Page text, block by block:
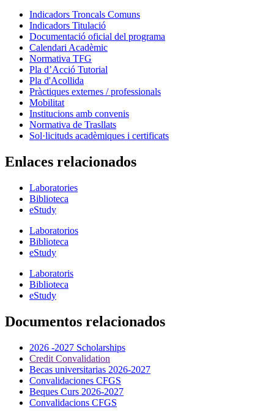
Indicadors Troncals Comuns
Indicadors Titulació
Documentació oficial del programa
Calendari Acadèmic
Normativa TFG
Pla d’Acció Tutorial
Pla d'Acollida
Pràctiques externes / professionals
Mobilitat
Institucions amb convenis
Normativa de Trasllats
Sol·licituds acadèmiques i certificats
Enlaces relacionados
Laboratories
Biblioteca
eStudy
Laboratorios
Biblioteca
eStudy
Laboratoris
Biblioteca
eStudy
Documentos relacionados
2026 -2027 Scholarships
Credit Convalidation
Becas universitarias 2026-2027
Convalidaciones CFGS
Beques Curs 2026-2027
Convalidacions CFGS